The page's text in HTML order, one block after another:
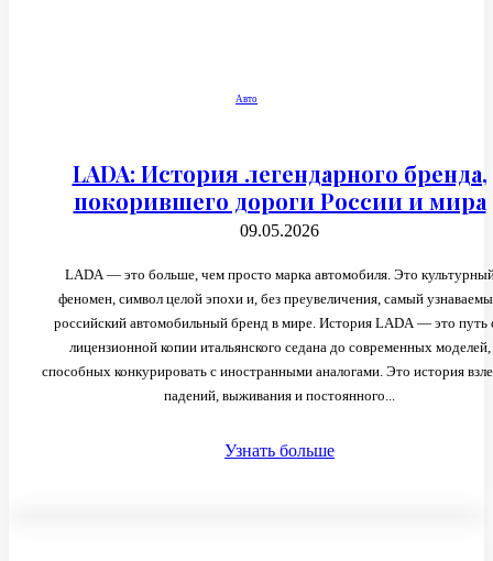
Авто
LADA: История легендарного бренда,
покорившего дороги России и мира
09.05.2026
LADA — это больше, чем просто марка автомобиля. Это
феномен, символ целой эпохи и, без преувеличения, самый
российский автомобильный бренд в мире. История LADA — это путь
лицензионной копии итальянского седана до современных моделей,
способных конкурировать с иностранными аналогами. Это история
падений, выживания и постоянного...
Узнать больше